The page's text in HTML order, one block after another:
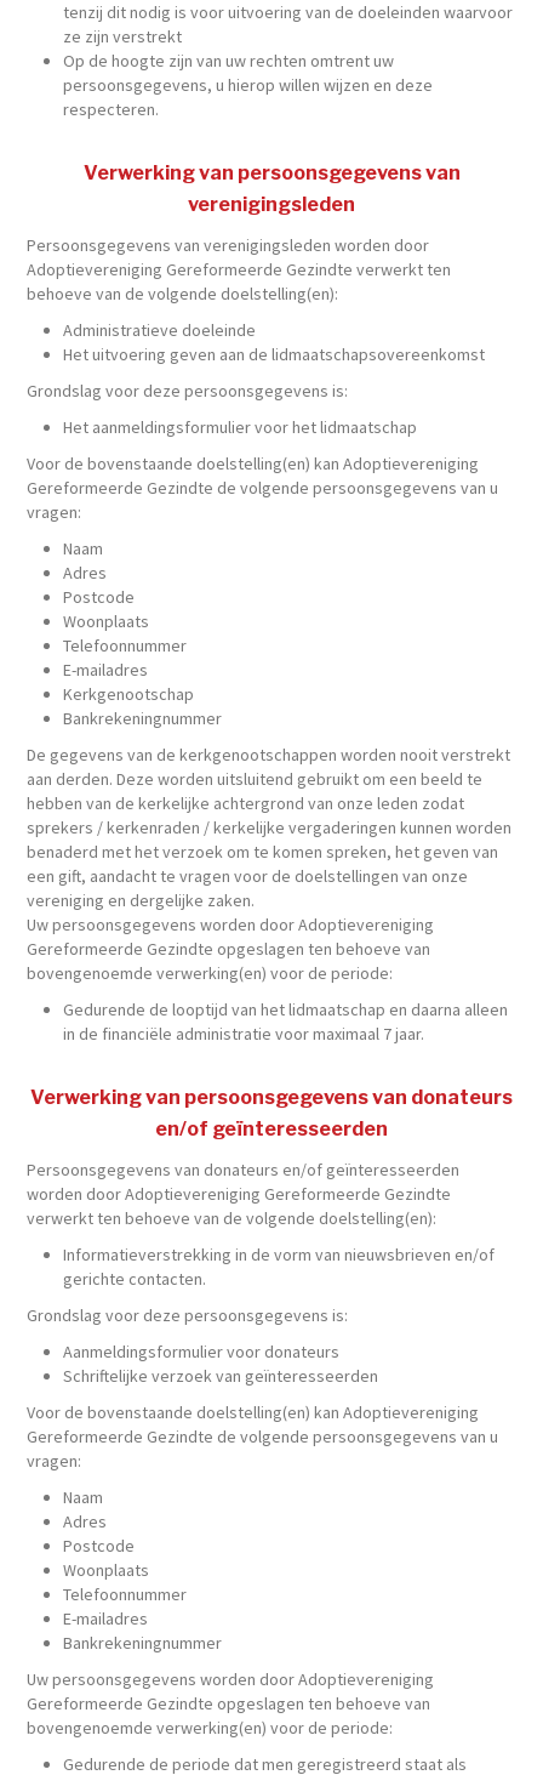
tenzij dit nodig is voor uitvoering van de doeleinden waarvoor
ze zijn verstrekt
Op de hoogte zijn van uw rechten omtrent uw
persoonsgegevens, u hierop willen wijzen en deze
respecteren.
Verwerking van persoonsgegevens van
verenigingsleden
Persoonsgegevens van verenigingsleden worden door
Adoptievereniging Gereformeerde Gezindte verwerkt ten
behoeve van de volgende doelstelling(en):
Administratieve doeleinde
Het uitvoering geven aan de lidmaatschapsovereenkomst
Grondslag voor deze persoonsgegevens is:
Het aanmeldingsformulier voor het lidmaatschap
Voor de bovenstaande doelstelling(en) kan Adoptievereniging
Gereformeerde Gezindte de volgende persoonsgegevens van u
vragen:
Naam
Adres
Postcode
Woonplaats
Telefoonnummer
E-mailadres
Kerkgenootschap
Bankrekeningnummer
De gegevens van de kerkgenootschappen worden nooit verstrekt
aan derden. Deze worden uitsluitend gebruikt om een beeld te
hebben van de kerkelijke achtergrond van onze leden zodat
sprekers / kerkenraden / kerkelijke vergaderingen kunnen worden
benaderd met het verzoek om te komen spreken, het geven van
een gift, aandacht te vragen voor de doelstellingen van onze
vereniging en dergelijke zaken.
Uw persoonsgegevens worden door Adoptievereniging
Gereformeerde Gezindte opgeslagen ten behoeve van
bovengenoemde verwerking(en) voor de periode:
Gedurende de looptijd van het lidmaatschap en daarna alleen
in de financiële administratie voor maximaal 7 jaar.
Verwerking van persoonsgegevens van donateurs
en/of geïnteresseerden
Persoonsgegevens van donateurs en/of geïnteresseerden
worden door Adoptievereniging Gereformeerde Gezindte
verwerkt ten behoeve van de volgende doelstelling(en):
Informatieverstrekking in de vorm van nieuwsbrieven en/of
gerichte contacten.
Grondslag voor deze persoonsgegevens is:
Aanmeldingsformulier voor donateurs
Schriftelijke verzoek van geïnteresseerden
Voor de bovenstaande doelstelling(en) kan Adoptievereniging
Gereformeerde Gezindte de volgende persoonsgegevens van u
vragen:
Naam
Adres
Postcode
Woonplaats
Telefoonnummer
E-mailadres
Bankrekeningnummer
Uw persoonsgegevens worden door Adoptievereniging
Gereformeerde Gezindte opgeslagen ten behoeve van
bovengenoemde verwerking(en) voor de periode:
Gedurende de periode dat men geregistreerd staat als